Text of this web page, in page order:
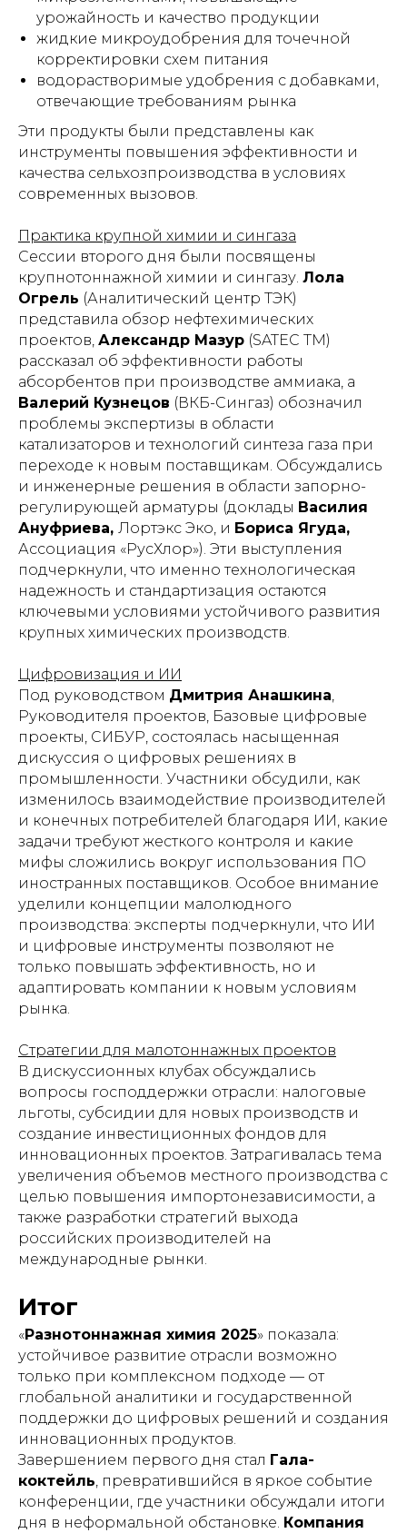
урожайность и качество продукции
жидкие микроудобрения для точечной
корректировки схем питания
водорастворимые удобрения с добавками,
отвечающие требованиям рынка
Эти продукты были представлены как
инструменты повышения эффективности и
качества сельхозпроизводства в условиях
современных вызовов.
Практика крупной химии и сингаза
Сессии второго дня были посвящены
крупнотоннажной химии и сингазу. Лола
Огрель (Аналитический центр ТЭК)
представила обзор нефтехимических
проектов, Александр Мазур (SATEC TM)
рассказал об эффективности работы
абсорбентов при производстве аммиака, а
Валерий Кузнецов (ВКБ-Сингаз) обозначил
проблемы экспертизы в области
катализаторов и технологий синтеза газа при
переходе к новым поставщикам. Обсуждались
и инженерные решения в области запорно-
регулирующей арматуры (доклады Василия
Ануфриева, Лортэкс Эко, и Бориса Ягуда,
Ассоциация «РусХлор»). Эти выступления
подчеркнули, что именно технологическая
надежность и стандартизация остаются
ключевыми условиями устойчивого развития
крупных химических производств.
Цифровизация и ИИ
Под руководством Дмитрия Анашкина
Руководителя проектов, Базовые цифровые
проекты, СИБУР, состоялась насыщенная
дискуссия о цифровых решениях в
промышленности. Участники обсудили, как
изменилось взаимодействие производителей
и конечных потребителей благодаря ИИ, какие
задачи требуют жесткого контроля и какие
мифы сложились вокруг использования ПО
иностранных поставщиков. Особое внимание
уделили концепции малолюдного
производства: эксперты подчеркнули, что ИИ
и цифровые инструменты позволяют не
только повышать эффективность, но и
адаптировать компании к новым условиям
рынка.
Стратегии для малотоннажных проектов
В дискуссионных клубах обсуждались
вопросы господдержки отрасли: налоговые
льготы, субсидии для новых производств и
создание инвестиционных фондов для
инновационных проектов. Затрагивалась тема
увеличения объемов местного производства с
целью повышения импортонезависимости, а
также разработки стратегий выхода
российских производителей на
международные рынки.
Итог
«Разнотоннажная химия 2025» показала:
устойчивое развитие отрасли возможно
только при комплексном подходе — от
глобальной аналитики и государственной
поддержки до цифровых решений и создания
инновационных продуктов.
Завершением первого дня стал Гала-
коктейль , превратившийся в яркое событие
конференции, где участники обсуждали итоги
дня в неформальной обстановке. Компания